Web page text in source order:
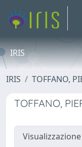
IRIS
IRIS TOFFANO,
TOFFANO,